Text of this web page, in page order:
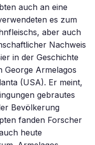
auch an eine
es zum
aber auch
Nachweis
in der Geschichte
George Armelagos
(USA). Er meint,
gebrautes
Bevölkerung
fanden Forscher
heute